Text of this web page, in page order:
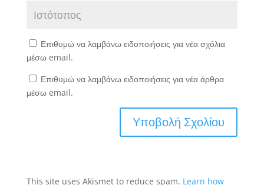
Επιθυμώ να λαμβάνω ειδοποιήσεις για νέα σχόλια
μέσω email.
Επιθυμώ να λαμβάνω ειδοποιήσεις για νέα άρθρα
μέσω email.
This site uses Akismet to reduce spam. Learn how